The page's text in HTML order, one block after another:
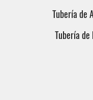
Tubería de
Tubería